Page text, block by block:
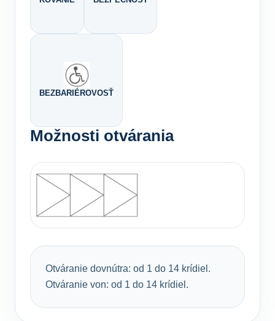
BEZBARIÉROVOSŤ
Možnosti otvárania
Otváranie dovnútra: od 1 do 14 krídiel.
Otváranie von: od 1 do 14 krídiel.